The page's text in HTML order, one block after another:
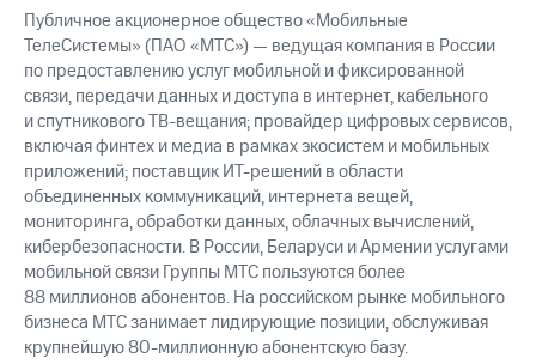
выкупа
акций
Дивиденды
Рынок
облигаций
Описание
Еврооблигации-2023
Уведомление
о
погашении
именных
облигаций
Другое
Регистратор
Публичное акционерное общество «Мобильные
ТелеСистемы» (ПАО «МТС») — ведущая компания в России
по предоставлению услуг мобильной и фиксированной
связи, передачи данных и доступа в интернет, кабельного
и спутникового ТВ-вещания; провайдер цифровых сервисов,
включая финтех и медиа в рамках экосистем и мобильных
приложений; поставщик ИТ-решений в области
объединенных коммуникаций, интернета вещей,
мониторинга, обработки данных, облачных вычислений,
кибербезопасности. В России, Беларуси и Армении услугами
мобильной связи Группы МТС пользуются более
88 миллионов абонентов. На российском рынке мобильного
бизнеса МТС занимает лидирующие позиции, обслуживая
крупнейшую 80-миллионную абонентскую базу.